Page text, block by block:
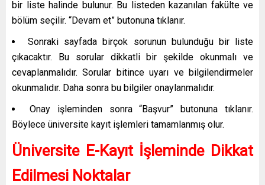
bir liste halinde bulunur. Bu listeden kazanılan fakülte ve
bölüm seçilir. “Devam et” butonuna tıklanır.
Sonraki sayfada birçok sorunun bulunduğu bir liste
çıkacaktır. Bu sorular dikkatli bir şekilde okunmalı ve
cevaplanmalıdır. Sorular bitince uyarı ve bilgilendirmeler
okunmalıdır. Daha sonra bu bilgiler onaylanmalıdır.
Onay işleminden sonra “Başvur” butonuna tıklanır.
Böylece üniversite kayıt işlemleri tamamlanmış olur.
Üniversite E-Kayıt İşleminde Dikkat
Edilmesi Noktalar